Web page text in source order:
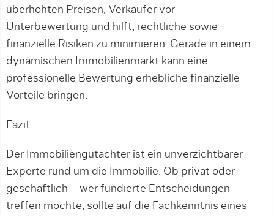
überhöhten Preisen, Verkäufer vor
Unterbewertung und hilft, rechtliche sowie
finanzielle Risiken zu minimieren. Gerade in einem
dynamischen Immobilienmarkt kann eine
professionelle Bewertung erhebliche finanzielle
Vorteile bringen.
Fazit
Der Immobiliengutachter ist ein unverzichtbarer
Experte rund um die Immobilie. Ob privat oder
geschäftlich – wer fundierte Entscheidungen
treffen möchte, sollte auf die Fachkenntnis eines